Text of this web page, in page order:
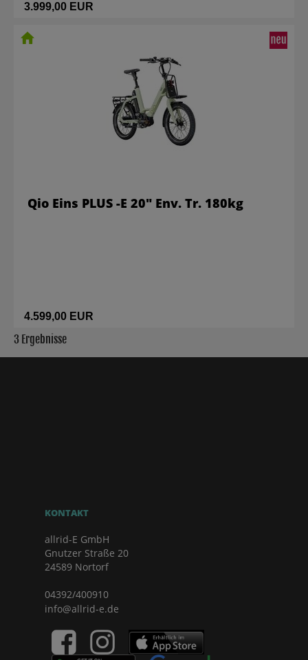
3.999,00 EUR
4.599,00 EUR
Qio Eins PLUS -E 20" Env. Tr. 180kg
3 Ergebnisse
KONTAKT
allrid-E GmbH
Gnutzer Straße 20
24589 Nortorf
04392/400910
info@allrid-e.de